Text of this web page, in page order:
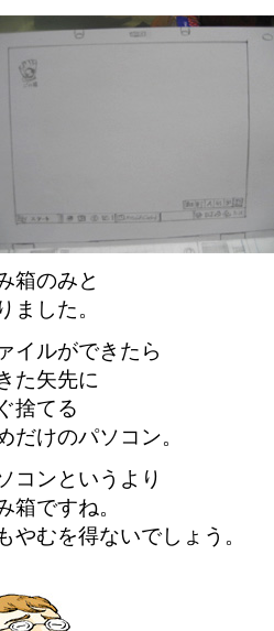
箱のみと
ました。
イルができたら
た矢先に
捨てる
だけのパソコン。
コンというより
箱ですね。
やむを得ないでしょう。